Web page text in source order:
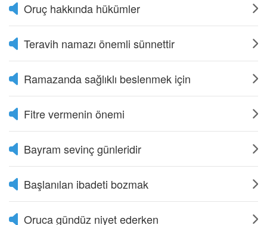
Oruç hakkında hükümler
Teravih namazı önemli sünnettir
Ramazanda sağlıklı beslenmek için
Fitre vermenin önemi
Bayram sevinç günleridir
Başlanılan ibadeti bozmak
Oruca gündüz niyet ederken